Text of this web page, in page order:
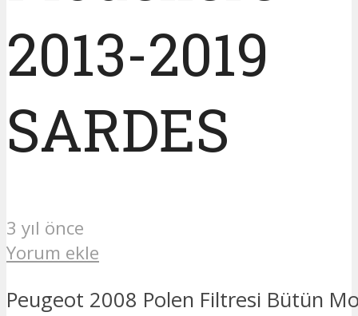
2013-2019
SARDES
3 yıl önce
Yorum ekle
Peugeot 2008 Polen Filtresi Bütün